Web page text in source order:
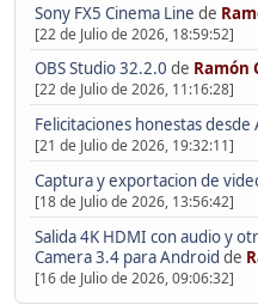
Sony FX5 Cinema Line de
[22 de Julio de 2026, 18:59:52]
OBS Studio 32.2.0 de Ramón
[22 de Julio de 2026, 11:16:28]
Felicitaciones honestas
[21 de Julio de 2026, 19:32:11]
Captura y exportacion de
[18 de Julio de 2026, 13:56:42]
Salida 4K HDMI con audio y
Camera 3.4 para Android de
[16 de Julio de 2026, 09:06:32]